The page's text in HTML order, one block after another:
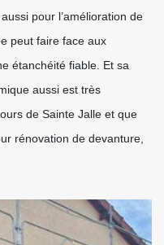
pour l’amélioration de
peut faire face aux
étanchéité fiable. Et sa
aussi est très
de Sainte Jalle et que
rénovation de devanture,